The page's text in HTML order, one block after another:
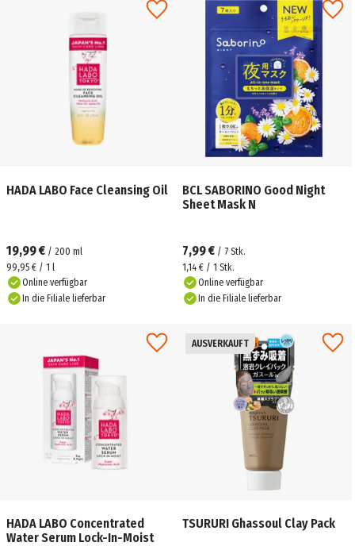
HADA LABO Face Cleansing Oil
19,99 € / 200 ml
99,95 € / 1 l
Online verfügbar
In die Filiale lieferbar
BCL SABORINO Good Night
Sheet Mask N
7,99 € / 7 Stk.
1,14 € / 1 Stk.
Online verfügbar
In die Filiale lieferbar
HADA LABO Concentrated
Water Serum Lock-In-Moist
AUSVERKAUFT
TSURURI Ghassoul Clay Pack